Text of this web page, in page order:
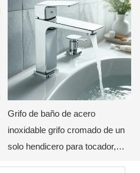
Grifo de baño de acero
inoxidable grifo cromado de un
solo hendicero para tocador,